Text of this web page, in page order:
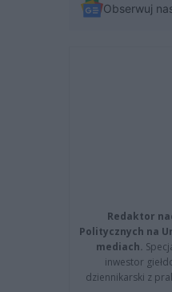
Obserwuj
Redaktor
Politycznych na
mediach.
inwestor
dziennikarski z